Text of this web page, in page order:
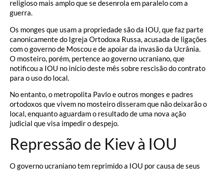
religioso mais amplo que se desenrola em paralelo com a
guerra.
Os monges que usam a propriedade são da IOU, que faz parte
canonicamente do Igreja Ortodoxa Russa, acusada de ligações
com o governo de Moscou e de apoiar da invasão da Ucrânia.
O mosteiro, porém, pertence ao governo ucraniano, que
notificou a IOU no início deste mês sobre rescisão do contrato
para o uso do local.
No entanto, o metropolita Pavlo e outros monges e padres
ortodoxos que vivem no mosteiro disseram que não deixarão o
local, enquanto aguardam o resultado de uma nova ação
judicial que visa impedir o despejo.
Repressão de Kiev à IOU
O governo ucraniano tem reprimido a IOU por causa de seus